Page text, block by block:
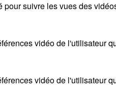
suivre les vues des
vidéo de l'utilisateur
vidéo de l'utilisateur